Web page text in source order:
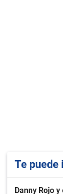
Te puede
Danny Rojo